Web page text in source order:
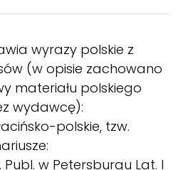
wyrazy polskie z
(w opisie zachowano
materiału polskiego
wydawcę):
polskie, tzw.
Publ. w Petersburgu Lat. I